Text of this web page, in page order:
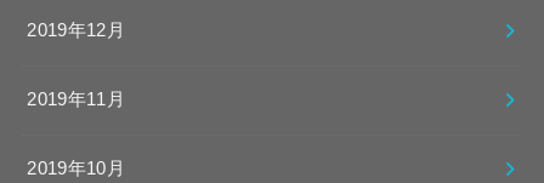
2019年12月
2019年11月
2019年10月